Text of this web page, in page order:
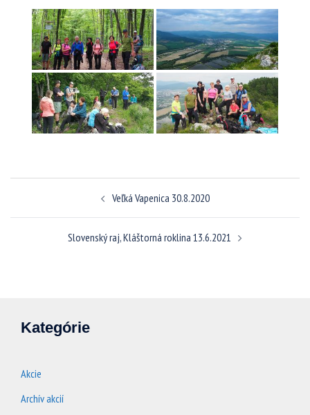
Veľká Vapenica 30.8.2020
Slovenský raj, Kláštorná roklina 13.6.2021
Kategórie
Akcie
Archív akcií